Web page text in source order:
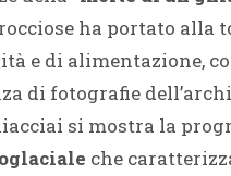
ha portato alla
e di alimentazione,
di fotografie
si mostra la
che